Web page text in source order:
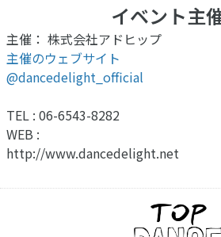
イベント主
主催： 株式会社アドヒップ
主催のウェブサイト
@dancedelight_official
TEL : 06-6543-8282
WEB :
http://www.dancedelight.net